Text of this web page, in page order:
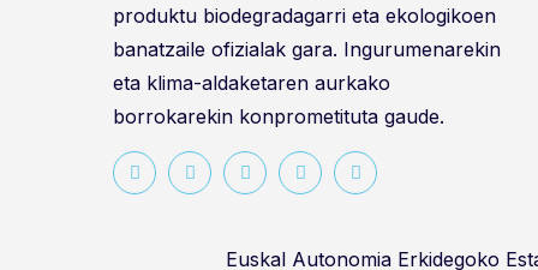
produktu biodegradagarri eta ekologikoen
banatzaile ofizialak gara. Ingurumenarekin
eta klima-aldaketaren aurkako
borrokarekin konprometituta gaude.
Euskal Autonomia Erkidegoko